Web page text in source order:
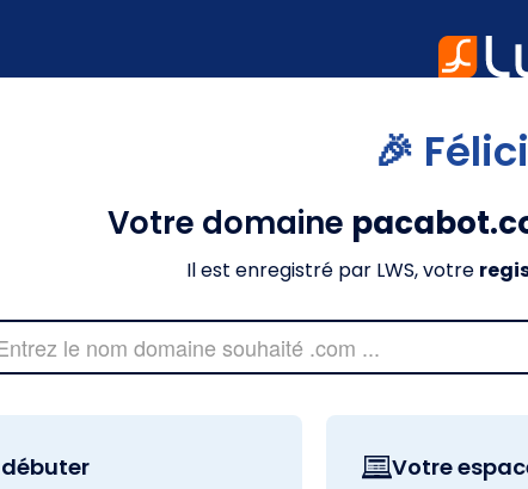
🎉
Votre domaine
Il est enregistré par LWS, votre
débuter Votre